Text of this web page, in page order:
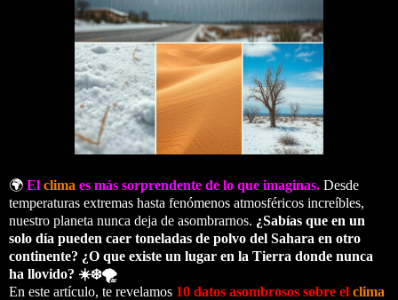
🌍 El clima es más sorprendente de lo que imaginas. Desde
temperaturas extremas hasta fenómenos atmosféricos increíbles,
nuestro planeta nunca deja de asombrarnos. ¿Sabías que en un
solo día pueden caer toneladas de polvo del Sahara en otro
continente? ¿O que existe un lugar en la Tierra donde nunca
ha llovido? ☀️❄️🌪️
En este artículo, te revelamos 10 datos asombrosos sobre el clima